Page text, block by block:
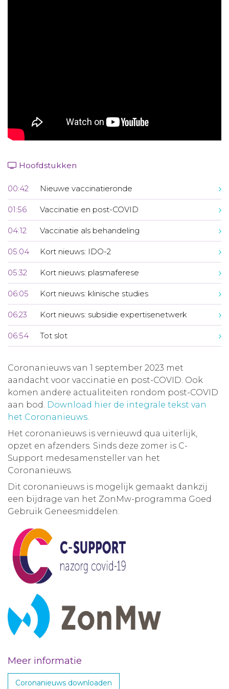
Hoofdstukken
00:42 Nieuwe vaccinatieronde
01:56 Vaccinatie en post-COVID
04:12 Vaccinatie als behandeling
05:04 Kort nieuws: IDO-2
05:32 Kort nieuws: plasmaferese
06:05 Kort nieuws: klinische studies
06:23 Kort nieuws: subsidie expertisenetwerk
06:54 Tot slot
Coronanieuws van 1 september 2023 met
aandacht voor vaccinatie en post-COVID. Ook
komen andere actualiteiten rondom post-COVID
aan bod. Download hier de integrale tekst van
het Coronanieuws.
Het coronanieuws is vernieuwd qua uiterlijk,
opzet en afzenders. Sinds deze zomer is C-
Support medesamensteller van het
Coronanieuws.
Dit coronanieuws is mogelijk gemaakt dankzij
een bijdrage van het ZonMw-programma Goed
Gebruik Geneesmiddelen.
Meer informatie
Coronanieuws downloaden